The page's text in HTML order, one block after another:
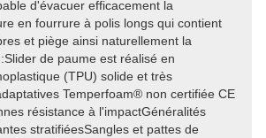
d'évacuer efficacement la
en fourrure à polis longs qui contient
et piège ainsi naturellement la
de paume est réalisé en
(TPU) solide et très
Temperfoam® non certifiée CE
résistance à l'impactGénéralités
stratifiéesSangles et pattes de